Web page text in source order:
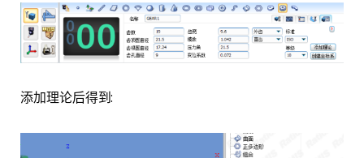
添加理论后得到: